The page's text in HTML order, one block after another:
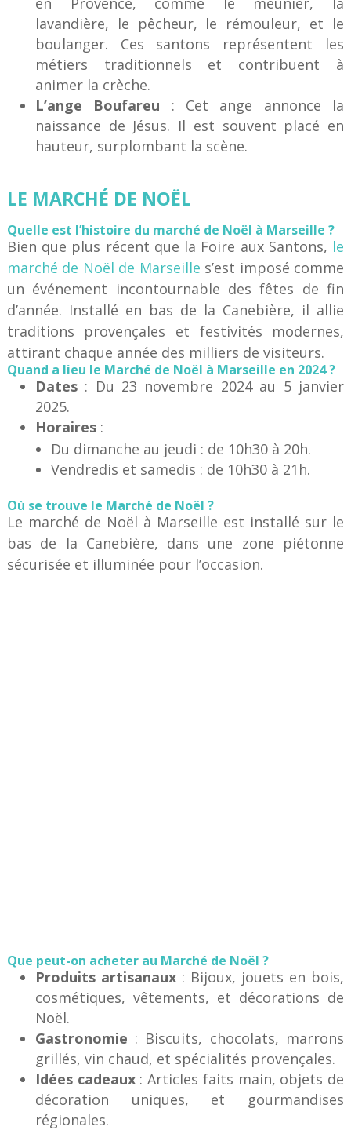
lavandière, le pêcheur, le rémouleur, et le
boulanger. Ces santons représentent les
métiers traditionnels et contribuent à
animer la crèche.
L’ange Boufareu : Cet ange annonce la
naissance de Jésus. Il est souvent placé en
hauteur, surplombant la scène.
LE MARCHÉ DE NOËL
Quelle est l’histoire du marché de Noël à Marseille ?
Bien que plus récent que la Foire aux Santons, le
marché de Noël de Marseille s’est imposé comme
un événement incontournable des fêtes de fin
d’année. Installé en bas de la Canebière, il allie
traditions provençales et festivités modernes,
attirant chaque année des milliers de visiteurs.
Quand a lieu le Marché de Noël à Marseille en 2024 ?
Dates: Du 23 novembre 2024 au 5 janvier
2025.
Horaires:
Du dimanche au jeudi : de 10h30 à 20h.
Vendredis et samedis : de 10h30 à 21h.
Où se trouve le Marché de Noël ?
Le marché de Noël à Marseille est installé sur le
bas de la Canebière, dans une zone piétonne
sécurisée et illuminée pour l’occasion.
Que peut-on acheter au Marché de Noël ?
Produits artisanaux: Bijoux, jouets en bois,
cosmétiques, vêtements, et décorations de
Noël.
Gastronomie : Biscuits, chocolats, marrons
grillés, vin chaud, et spécialités provençales.
Idées cadeaux: Articles faits main, objets de
décoration uniques, et gourmandises
régionales.